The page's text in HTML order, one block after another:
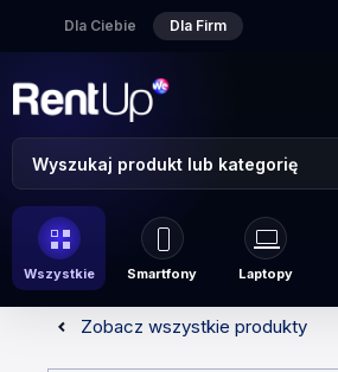
Dla Ciebie Dla Firm
Wszystkie Smartfony Laptopy
Zobacz wszystkie produkty